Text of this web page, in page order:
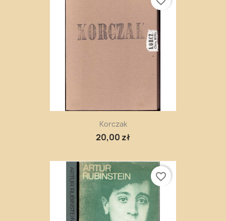
Korczak
20,00 zł
favorite_border